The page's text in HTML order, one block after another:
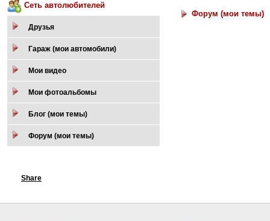
Сеть автолюбителей
Друзья
Гараж (мои автомобили)
Мои видео
Мои фотоальбомы
Блог (мои темы)
Форум (мои темы)
Share
Форум (мои темы)